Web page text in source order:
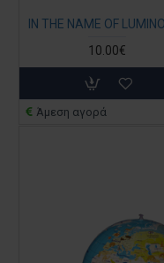
10.00€
Άμεση αγορά